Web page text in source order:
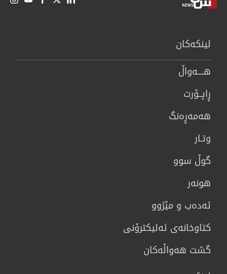
لینكەكان
هــــه‌واڵ
ڕاپــۆرت
هه‌مه‌ڕه‌نگ
وتـار
گوڵ سوو
هونه‌ر
ئەدەب و مێژوو
كتاوخانه‌ی ئه‌ليكترۆنی
گشت هەواڵەکان